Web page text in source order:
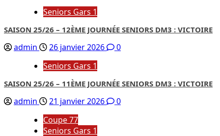
Seniors Gars 1
SAISON 25/26 – 12ÈME JOURNÉE SENIORS DM3 : VICTOIRE
admin 26 janvier 2026
0
Seniors Gars 1
SAISON 25/26 – 11ÈME JOURNÉE SENIORS DM3 : VICTOIRE
admin 21 janvier 2026
0
Coupe 77
Seniors Gars 1